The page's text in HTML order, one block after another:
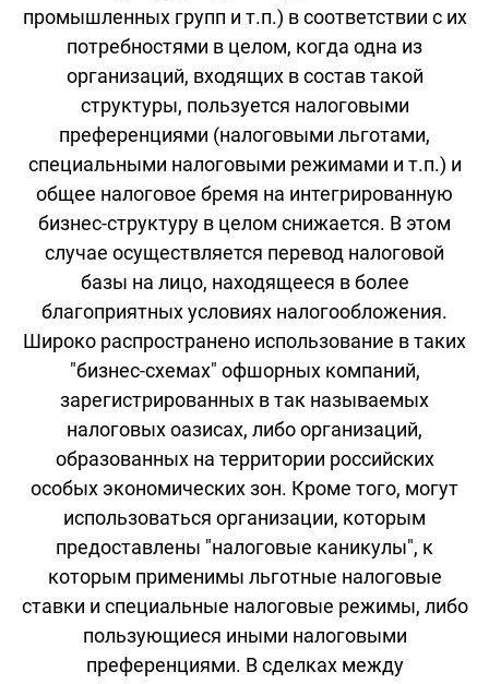
промышленных групп и т.п.) в соответствии с их
потребностями в целом, когда одна из
организаций, входящих в состав такой
структуры, пользуется налоговыми
преференциями (налоговыми льготами,
специальными налоговыми режимами и т.п.) и
общее налоговое бремя на интегрированную
бизнес-структуру в целом снижается. В этом
случае осуществляется перевод налоговой
базы на лицо, находящееся в более
благоприятных условиях налогообложения.
Широко распространено использование в таких
"бизнес-схемах" офшорных компаний,
зарегистрированных в так называемых
налоговых оазисах, либо организаций,
образованных на территории российских
особых экономических зон. Кроме того, могут
использоваться организации, которым
предоставлены "налоговые каникулы", к
которым применимы льготные налоговые
ставки и специальные налоговые режимы, либо
пользующиеся иными налоговыми
преференциями. В сделках между